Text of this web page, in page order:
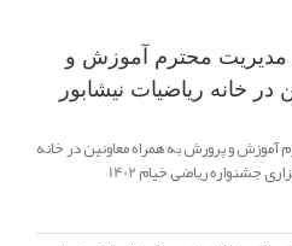
محترم آموزش و
خانه ریاضیات نیشابور
و پرورش به همراه معاونین در خانه
ریاضیات نیشابور تبادل نظر جهت برگزاری جشنواره ریاضی خیام 1402